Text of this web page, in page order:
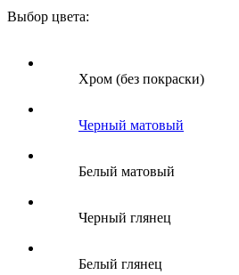
Выбор цвета:
Хром (без покраски)
Черный матовый
Белый матовый
Черный глянец
Белый глянец